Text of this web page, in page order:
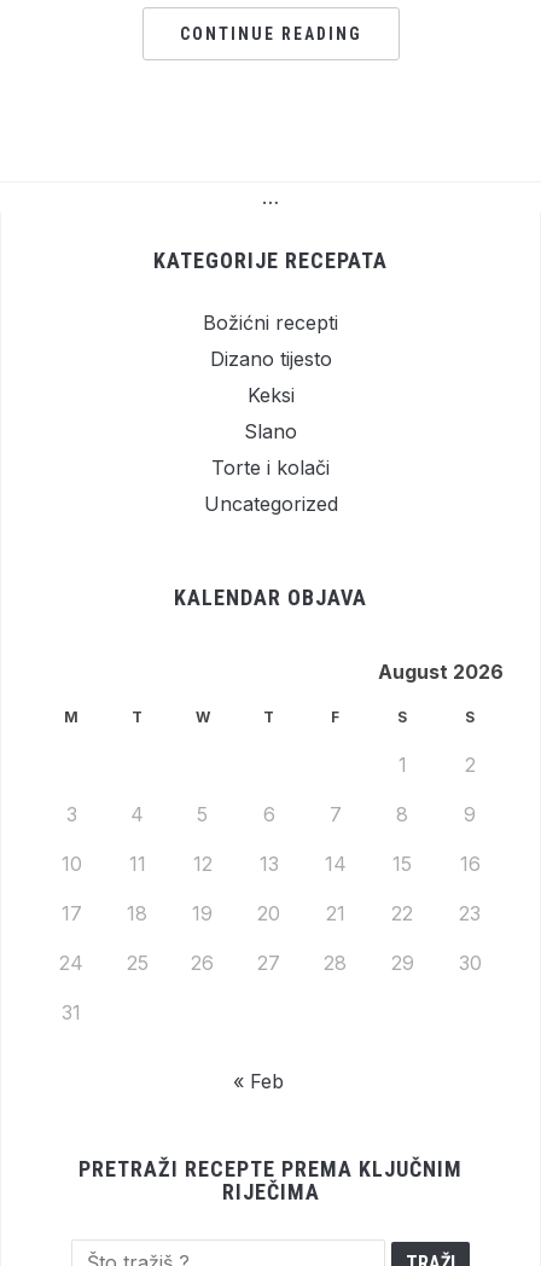
CONTINUE READING
…
KATEGORIJE RECEPATA
Božićni recepti
Dizano tijesto
Keksi
Slano
Torte i kolači
Uncategorized
KALENDAR OBJAVA
August 2026
M T W T F S S
1 2
3 4 5 6 7 8 9
10 11 12 13 14 15 16
17 18 19 20 21 22 23
24 25 26 27 28 29 30
31
« Feb
PRETRAŽI RECEPTE PREMA KLJUČNIM
RIJEČIMA